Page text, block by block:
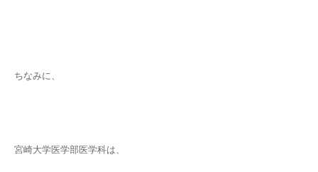
ちなみに、
宮崎大学医学部医学科は、